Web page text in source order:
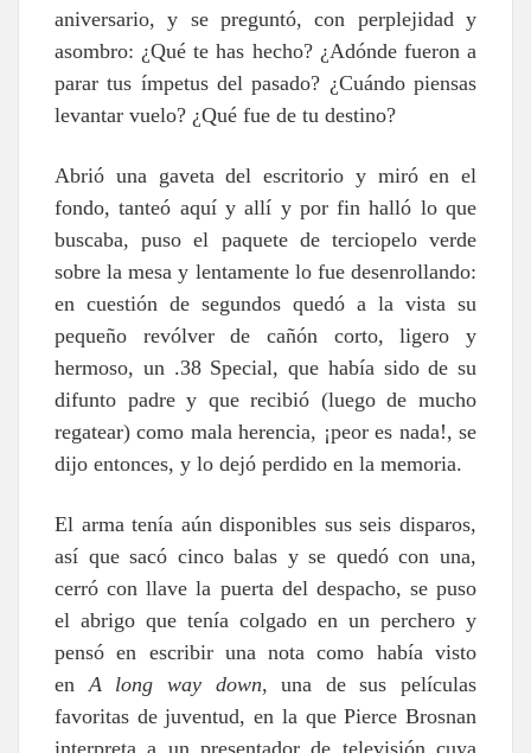
aniversario, y se preguntó, con perplejidad y
asombro: ¿Qué te has hecho? ¿Adónde fueron a
parar tus ímpetus del pasado? ¿Cuándo piensas
levantar vuelo? ¿Qué fue de tu destino?
Abrió una gaveta del escritorio y miró en el
fondo, tanteó aquí y allí y por fin halló lo que
buscaba, puso el paquete de terciopelo verde
sobre la mesa y lentamente lo fue desenrollando:
en cuestión de segundos quedó a la vista su
pequeño revólver de cañón corto, ligero y
hermoso, un .38 Special, que había sido de su
difunto padre y que recibió (luego de mucho
regatear) como mala herencia, ¡peor es nada!, se
dijo entonces, y lo dejó perdido en la memoria.
El arma tenía aún disponibles sus seis disparos,
así que sacó cinco balas y se quedó con una,
cerró con llave la puerta del despacho, se puso
el abrigo que tenía colgado en un perchero y
pensó en escribir una nota como había visto
en
A long way down, una de sus películas
favoritas de juventud, en la que Pierce Brosnan
interpreta a un presentador de televisión cuya